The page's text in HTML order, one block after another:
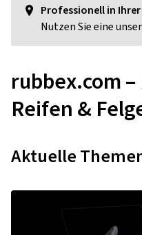
Professionell in
Nutzen Sie eine
rubbex.com
Reifen &
Aktuelle